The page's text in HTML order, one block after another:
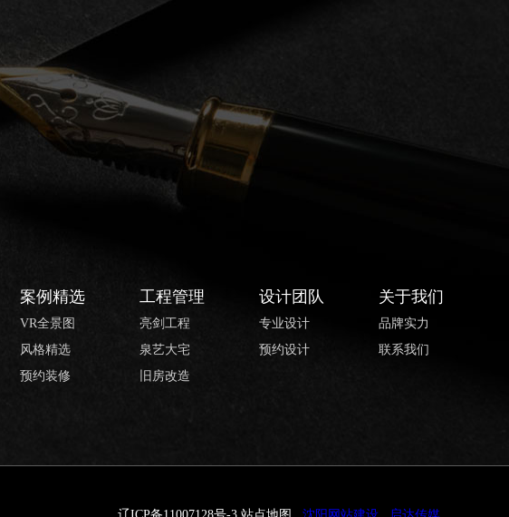
案例精选
VR全景图
风格精选
预约装修
工程管理
亮剑工程
泉艺大宅
旧房改造
设计团队
专业设计
预约设计
关于我们
品牌实力
联系我们